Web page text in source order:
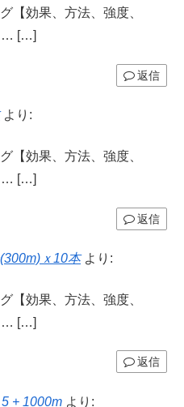
【効果、方法、強度、
… […]
返信
より:
【効果、方法、強度、
… […]
返信
ｘ10本 より:
【効果、方法、強度、
… […]
返信
+ 1000m より: